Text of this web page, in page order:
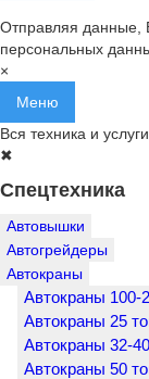
Отправляя данные,
персональных
×
Меню
Вся техника и услуги
✖
Спецтехника
Автовышки
Автогрейдеры
Автокраны
Автокраны 100-
Автокраны 25
Автокраны 32-
Автокраны 50